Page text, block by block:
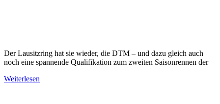
Der Lausitzring hat sie wieder, die DTM – und dazu gleich auch
noch eine spannende Qualifikation zum zweiten Saisonrennen der
Weiterlesen